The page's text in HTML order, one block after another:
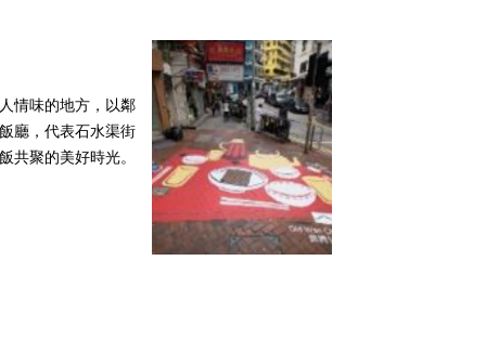
情味的地方，以鄰
廳，代表石水渠街
共聚的美好時光。